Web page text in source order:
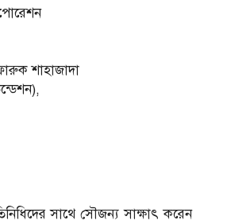
শাহাজাদা
সাথে সৌজন্য সাক্ষাৎ করেন